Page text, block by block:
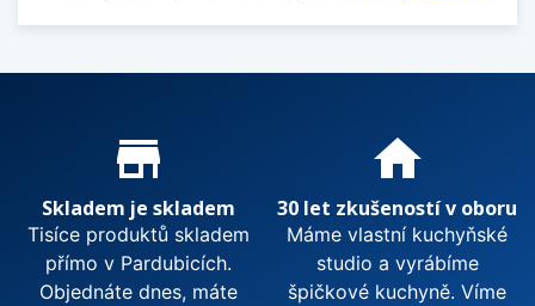
Proč nakupovat u nás?
store_mall_directory
Skladem je skladem
Tisíce produktů skladem
přímo v Pardubicích.
Objednáte dnes, máte
home
30 let zkušeností v oboru
Máme vlastní kuchyňské
studio a vyrábíme
špičkové kuchyně. Víme